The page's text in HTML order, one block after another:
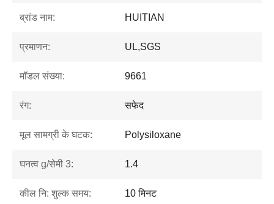
ब्रांड नाम: HUITIAN
प्रमाणन: UL,SGS
मॉडल संख्या: 9661
रंग: सफेद
मूल सामग्री के घटक: Polysiloxane
घनत्व g/सेमी 3: 1.4
कील नि: शुल्क समय: 10 मिनट